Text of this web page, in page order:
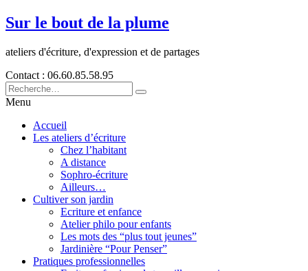
Sur le bout de la plume
ateliers d'écriture, d'expression et de partages
Contact : 06.60.85.58.95
Menu
Accueil
Les ateliers d’écriture
Chez l’habitant
A distance
Sophro-écriture
Ailleurs…
Cultiver son jardin
Ecriture et enfance
Atelier philo pour enfants
Les mots des “plus tout jeunes”
Jardinière “Pour Penser”
Pratiques professionnelles